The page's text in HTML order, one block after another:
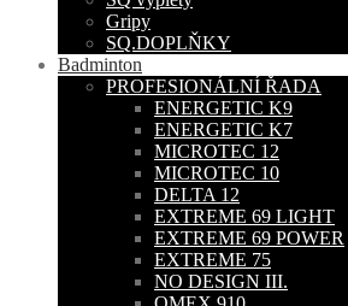
Gripy
SQ.DOPLŇKY
Badminton
PROFESIONÁLNÍ ŘADA
ENERGETIC K9
ENERGETIC K7
MICROTEC 12
MICROTEC 10
DELTA 12
EXTREME 69 LIGHT
EXTREME 69 POWER
EXTREME 75
NO DESIGN III.